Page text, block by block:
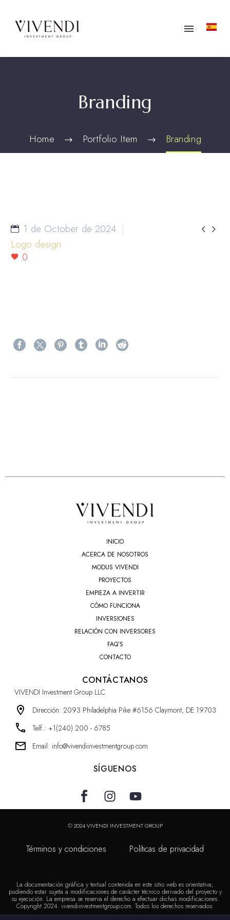
Branding
Home Portfolio Item Branding
 
1 de October de 2024
Logo design
0
INICIO
ACERCA DE NOSOTROS
MODUS VIVENDI
PROYECTOS
EMPIEZA A INVERTIR
CÓMO FUNCIONA
INVERSIONES
RELACIÓN CON INVERSORES
FAQ’S
CONTACTO
CONTÁCTANOS
VIVENDI Investment Group LLC.
Dirección: 2093 Philadelphia Pike #6156 Claymont, DE 19703
Telf.: +1(240) 200 - 6785
Email: info@vivendiinvestmentgroup.com
SÍGUENOS
© 2024 VIVENDI INVESTMENT GROUP
Términos y condiciones Políticas de privacidad
La documentación gráfica y textual contenida en este sitio web es orientativa,
pudiendo estar sujeta a modificaciones de carácter técnico derivado del proyecto y
su ejecución. La empresa se reserva el derecho a efectuar dichas modificaciones.
Copyright 2024. vivendiinvestmentgroup.com. Todos los derechos reservados.